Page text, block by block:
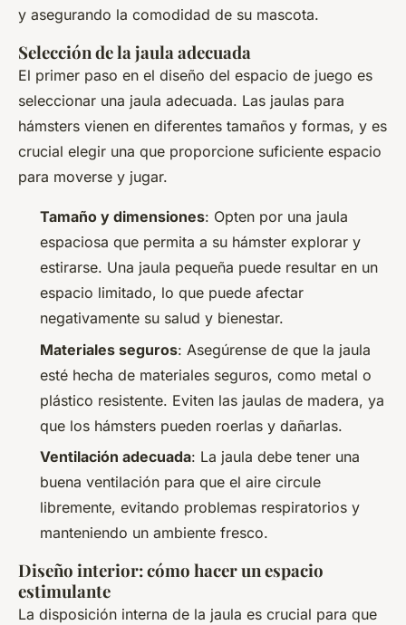
y asegurando la comodidad de su mascota.
Selección de la jaula adecuada
El primer paso en el diseño del espacio de juego es
seleccionar una jaula adecuada. Las jaulas para
hámsters vienen en diferentes tamaños y formas, y es
crucial elegir una que proporcione suficiente espacio
para moverse y jugar.
Tamaño y dimensiones: Opten por una jaula
espaciosa que permita a su hámster explorar y
estirarse. Una jaula pequeña puede resultar en un
espacio limitado, lo que puede afectar
negativamente su salud y bienestar.
Materiales seguros: Asegúrense de que la jaula
esté hecha de materiales seguros, como metal o
plástico resistente. Eviten las jaulas de madera, ya
que los hámsters pueden roerlas y dañarlas.
Ventilación adecuada: La jaula debe tener una
buena ventilación para que el aire circule
libremente, evitando problemas respiratorios y
manteniendo un ambiente fresco.
Diseño interior: cómo hacer un espacio
estimulante
La disposición interna de la jaula es crucial para que